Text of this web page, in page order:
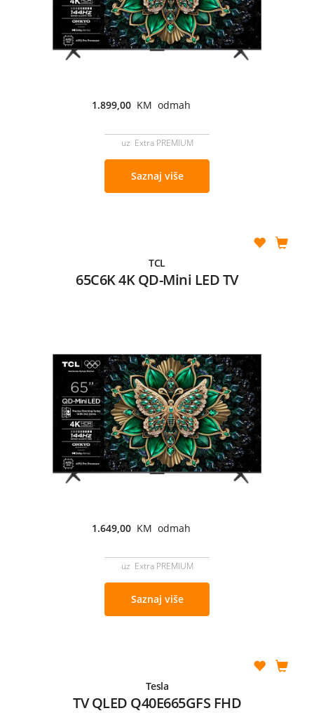
1.899,00 KM odmah
uz Extra PREMIUM
Saznaj više
TCL
65C6K 4K QD-Mini LED TV
1.649,00 KM odmah
uz Extra PREMIUM
Saznaj više
Tesla
TV QLED Q40E665GFS FHD